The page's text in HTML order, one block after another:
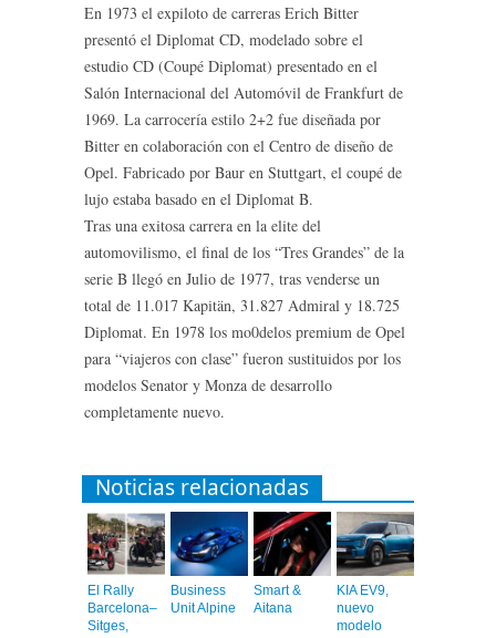
En 1973 el expiloto de carreras Erich Bitter
presentó el Diplomat CD, modelado sobre el
estudio CD (Coupé Diplomat) presentado en el
Salón Internacional del Automóvil de Frankfurt de
1969. La carrocería estilo 2+2 fue diseñada por
Bitter en colaboración con el Centro de diseño de
Opel. Fabricado por Baur en Stuttgart, el coupé de
lujo estaba basado en el Diplomat B.
Tras una exitosa carrera en la elite del
automovilismo, el final de los “Tres Grandes” de la
serie B llegó en Julio de 1977, tras venderse un
total de 11.017 Kapitän, 31.827 Admiral y 18.725
Diplomat. En 1978 los mo0delos premium de Opel
para “viajeros con clase” fueron sustituidos por los
modelos Senator y Monza de desarrollo
completamente nuevo.
Noticias relacionadas
El Rally
Barcelona–
Sitges,
Business
Unit Alpine
Smart &
Aitana
KIA EV9,
nuevo
modelo